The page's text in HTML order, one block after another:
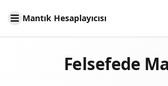
Mantık Hesaplayıcısı
Felsefede